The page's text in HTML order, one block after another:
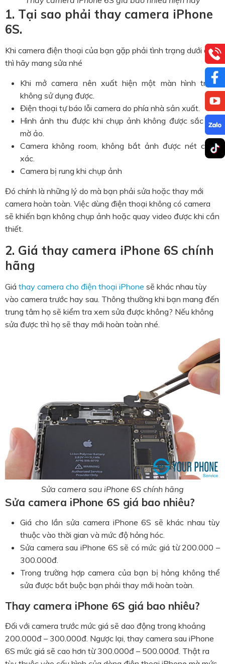
1. Tại sao phải thay camera iPhone
6S.
Khi camera điện thoại của bạn gặp phải tình trạng dưới đây
thì hãy mang sửa nhé
Khi mở camera nên xuất hiện một màn hình trắng
không sử dụng được.
Điện thoại tự báo lỗi camera do phía nhà sản xuất.
Hình ảnh thu được khi chụp ảnh không được sắc nét,
mờ ảo.
Camera không room, không bắt ảnh được nét chính
xác.
Camera bị rung khi chụp ảnh
Đó chính là những lý do mà bạn phải sửa hoặc thay mới
camera hoàn toàn. Việc dùng điện thoại không có camera
sẽ khiến bạn không chụp ảnh hoặc quay video được khi cần
thiết.
2. Giá thay camera iPhone 6S chính
hãng
Giá thay camera cho điện thoại iPhone sẽ khác nhau tùy
vào camera trước hay sau. Thông thường khi bạn mang đến
trung tâm họ sẽ kiểm tra xem sửa được không? Nếu không
sửa được thì họ sẽ thay mới hoàn toàn nhé.
Sửa camera sau iPhone 6S chính hãng
Sửa camera iPhone 6S giá bao nhiêu?
Giá cho lần sửa camera iPhone 6S sẽ khác nhau tùy
thuộc vào thời gian và mức độ hỏng hóc.
Sửa camera sau iPhone 6S sẽ có mức giá từ 200.000 –
300.000đ.
Trong trường hợp camera của bạn bị hỏng không thể
sửa được bắt buộc bạn phải thay mới hoàn toàn.
Thay camera iPhone 6S giá bao nhiêu?
Đối với camera trước mức giá sẽ dao động trong khoảng
200.000đ – 300.000đ. Ngược lại, thay camera sau iPhone
6S mức giá sẽ cao hơn từ 300.000đ – 500.000đ. Thật ra